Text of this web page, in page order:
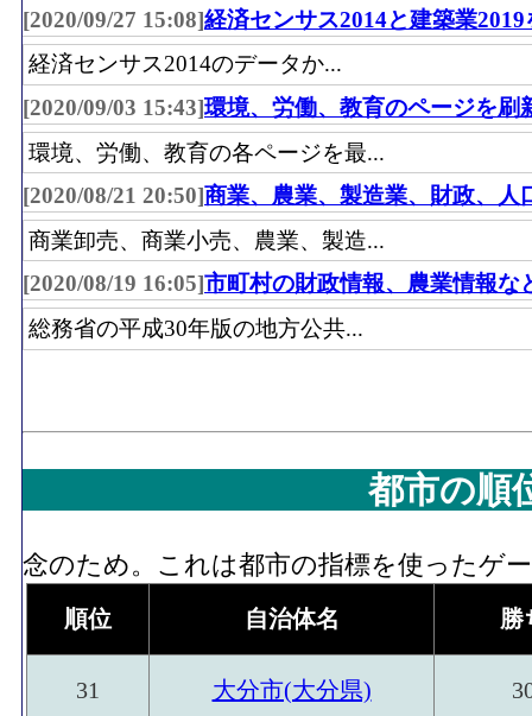
[2020/09/27 15:08]経済センサス2014と建築業2019
経済センサス2014のデータか...
[2020/09/03 15:43]環境、労働、教育のページを刷
環境、労働、教育の各ページを最...
[2020/08/21 20:50]商業、農業、製造業、財政、人
商業卸売、商業小売、農業、製造...
[2020/08/19 16:05]市町村の財政情報、農業情報な
総務省の平成30年版の地方公共...
都市の順
念のため。これは都市の指標を使ったゲ
順位 自治体名 勝
31 大分市(大分県)